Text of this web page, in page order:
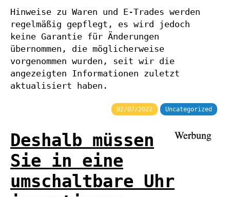
Hinweise zu Waren und E-Trades werden
regelmäßig gepflegt, es wird jedoch
keine Garantie für Änderungen
übernommen, die möglicherweise
vorgenommen wurden, seit wir die
angezeigten Informationen zuletzt
aktualisiert haben.
02/07/2022 Uncategorized
Deshalb müssen
Sie in eine
umschaltbare Uhr